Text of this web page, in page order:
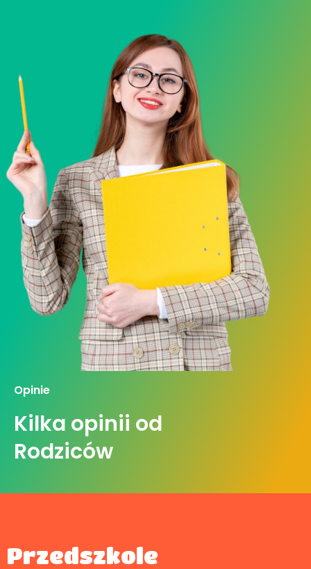
Opinie
Kilka opinii od
Rodziców
Przedszkole